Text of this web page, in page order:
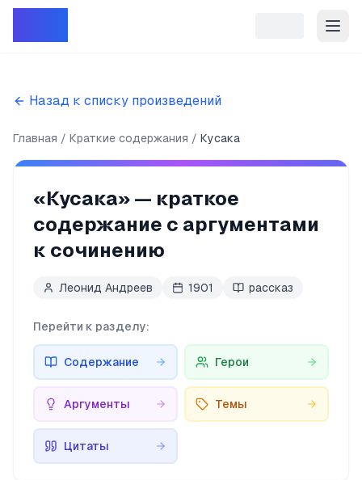
Назад к списку произведений
Главная Краткие содержания Кусака
«Кусака» — краткое
содержание с аргументами
к сочинению
Леонид Андреев 1901 рассказ
Перейти к разделу:
Содержание Герои
Аргументы Темы
Цитаты